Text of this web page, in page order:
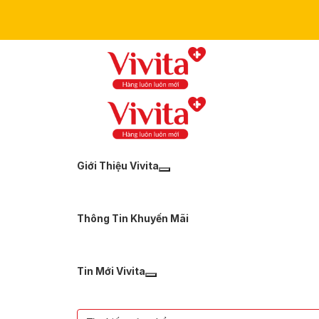
Giới Thiệu Vivita
Thông Tin Khuyến Mãi
Tin Mới Vivita